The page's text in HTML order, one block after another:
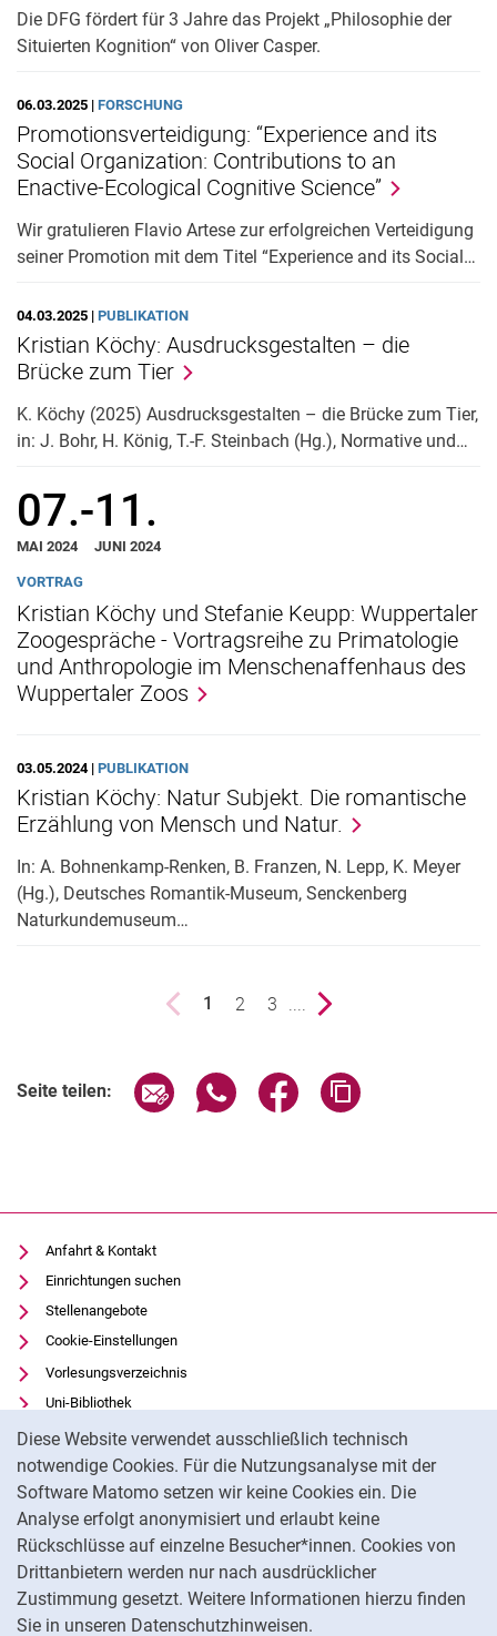
Diese Website verwendet ausschließlich technisch
notwendige Cookies. Für die Nutzungsanalyse mit der
Software Matomo setzen wir keine Cookies ein. Die
Analyse erfolgt anonymisiert und erlaubt keine
Rückschlüsse auf einzelne Besucher*innen. Cookies von
Drittanbietern werden nur nach ausdrücklicher
Zustimmung gesetzt. Weitere Informationen hierzu finden
Sie in unseren Datenschutzhinweisen.
Die DFG fördert für 3 Jahre das Projekt „Philosophie der
Situierten Kognition“ von Oliver Casper.
06.03.2025 | FORSCHUNG
Promotionsverteidigung: “Experience and its
Social Organization: Contributions to an
Enactive-Ecological Cognitive Science”
Wir gratulieren Flavio Artese zur erfolgreichen Verteidigung
seiner Promotion mit dem Titel “Experience and its Social…
04.03.2025 | PUBLIKATION
Kristian Köchy: Ausdrucksgestalten – die
Brücke zum Tier
K. Köchy (2025) Ausdrucksgestalten – die Brücke zum Tier,
in: J. Bohr, H. König, T.-F. Steinbach (Hg.), Normative und…
07.
MAI 2024
-11.
JUNI 2024
VORTRAG
Kristian Köchy und Stefanie Keupp: Wuppertaler
Zoogespräche - Vortragsreihe zu Primatologie
und Anthropologie im Menschenaffenhaus des
Wuppertaler Zoos
03.05.2024 | PUBLIKATION
Kristian Köchy: Natur Subjekt. Die romantische
Erzählung von Mensch und Natur.
In: A. Bohnenkamp-Renken, B. Franzen, N. Lepp, K. Meyer
(Hg.), Deutsches Romantik-Museum, Senckenberg
Naturkundemuseum…
vorherige Seite
1
Seite
2 Seite
3 .... nächste Seite
Seite teilen: Seite über E-Mail teilen
Seite über WhatsApp teilen
Seite über Facebook
Anfahrt & Kontakt
Einrichtungen suchen
Stellenangebote
Cookie-Einstellungen
Vorlesungsverzeichnis
Uni-Bibliothek
Moodle
Panopto
Datenschutz
Barrierefreiheit
Transparenter KI-Einsatz